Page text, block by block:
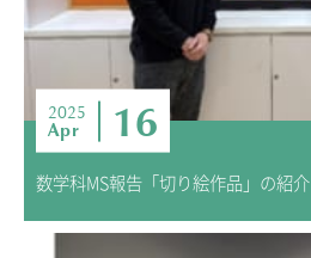
2025
Apr 16
数学科MS報告「切り絵作品」の紹介